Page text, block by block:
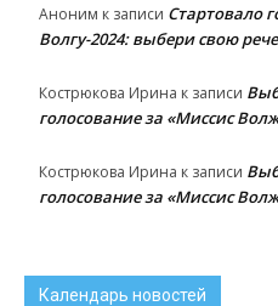
Аноним к записи Стартовало
Волгу-2024: выбери свою
Кострюкова Ирина к записи
голосование за «Миссис
Кострюкова Ирина к записи
голосование за «Миссис
Календарь новостей